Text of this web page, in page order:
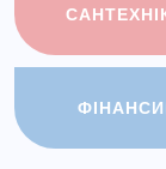
ФІНАНСИ